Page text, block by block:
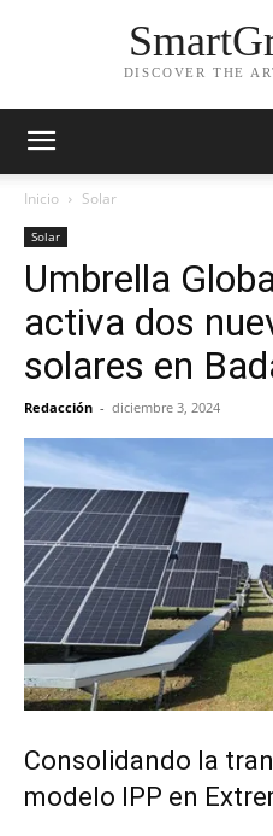
DISCOVER THE
Inicio Solar
Solar
Umbrella
activa dos
solares en
Redacción - diciembre 3, 2024
Consolidando la
modelo IPP en